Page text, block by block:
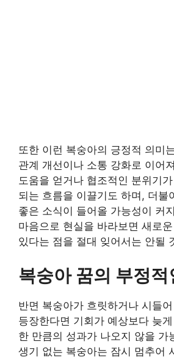
또한 이런 복숭아의 긍정적 의미
관계 개선이나 소통 강화로 이어
도움을 얻거나 협조적인 분위기
되는 흐름을 이끌기도 하며, 더불
좋은 소식이 들어올 가능성이 커
마음으로 현실을 바라보면 새로
있다는 점을 절대 잊어서는 안될
복숭아 꿈의 부정적
반면 복숭아가 흐릿하거나 시들
등장한다면 기회가 예상보다 늦
한 만큼의 성과가 나오지 않을 가
생기 없는 복숭아는 잠시 멈추어